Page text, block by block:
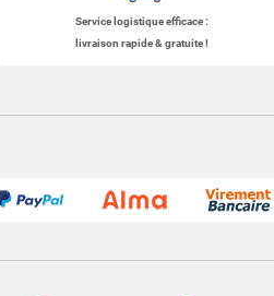
Service logistique efficace :
livraison rapide & gratuite !